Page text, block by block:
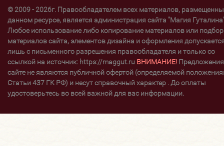
© 2009 - 2026г. Правообладателем всех материалов,
данном ресурсе, является администрация сайта "Магия
Любое использование либо копирование материалов или
материалов сайта, элементов дизайна и оформления
лишь с письменного разрешения правообладателя и только со
ссылкой на источник: https://maggut.ru ВНИМАНИЕ!
сайте не являются публичной офертой (определяемой
Статьи 437 ГК РФ) и несут справочный характер . До оплаты
удостоверьтесь во всей важной для вас информации.